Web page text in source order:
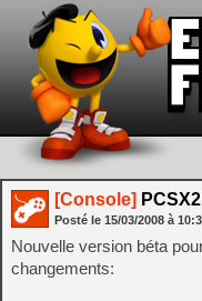
[Console]
Posté le 15/03/2008 à
Nouvelle version béta
changements: